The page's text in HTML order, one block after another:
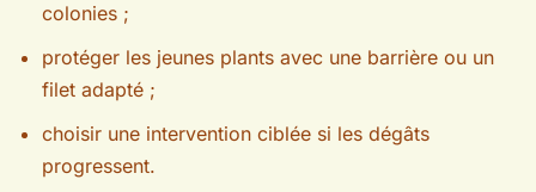
colonies ;
protéger les jeunes plants avec une barrière ou un
filet adapté ;
choisir une intervention ciblée si les dégâts
progressent.